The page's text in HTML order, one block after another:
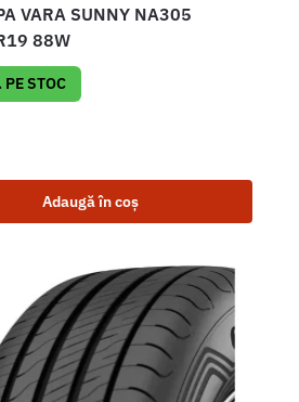
VARA SUNNY NA305
88W
PE STOC
Adaugă în coș